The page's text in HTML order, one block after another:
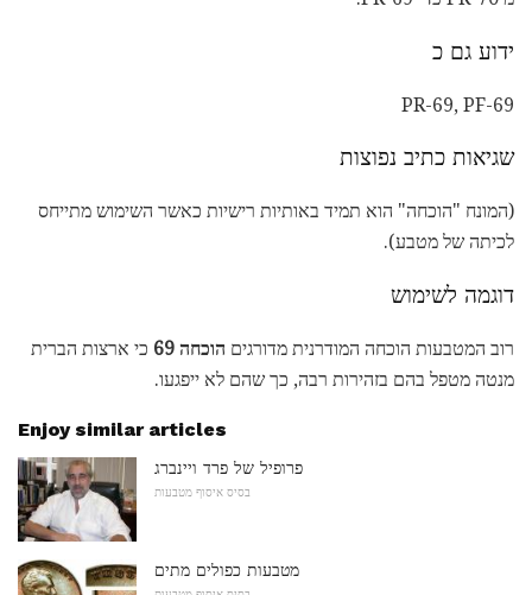
ידוע גם כ
PR-69, PF-69
שגיאות כתיב נפוצות
(המונח "הוכחה" הוא תמיד באותיות רישיות כאשר השימוש מתייחס
לכיתה של מטבע).
דוגמה לשימוש
רוב המטבעות הוכחה המודרנית מדורגים הוכחה 69
כי ארצות הברית
מנטה מטפל בהם בזהירות רבה, כך שהם לא ייפגעו.
Enjoy similar articles
פרופיל של פרד ויינברג
בסיס איסוף מטבעות
מטבעות כפולים מתים